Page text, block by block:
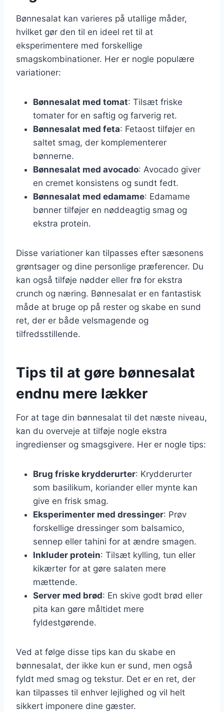
Bønnesalat kan varieres på utallige måder,
hvilket gør den til en ideel ret til at
eksperimentere med forskellige
smagskombinationer. Her er nogle populære
variationer:
Bønnesalat med tomat: Tilsæt friske
tomater for en saftig og farverig ret.
Bønnesalat med feta: Fetaost tilføjer en
saltet smag, der komplementerer
bønnerne.
Bønnesalat med avocado: Avocado giver
en cremet konsistens og sundt fedt.
Bønnesalat med edamame: Edamame
bønner tilføjer en nøddeagtig smag og
ekstra protein.
Disse variationer kan tilpasses efter sæsonens
grøntsager og dine personlige præferencer. Du
kan også tilføje nødder eller frø for ekstra
crunch og næring. Bønnesalat er en fantastisk
måde at bruge op på rester og skabe en sund
ret, der er både velsmagende og
tilfredsstillende.
Tips til at gøre bønnesalat
endnu mere lækker
For at tage din bønnesalat til det næste niveau,
kan du overveje at tilføje nogle ekstra
ingredienser og smagsgivere. Her er nogle tips:
Brug friske krydderurter: Krydderurter
som basilikum, koriander eller mynte kan
give en frisk smag.
Eksperimenter med dressinger: Prøv
forskellige dressinger som balsamico,
sennep eller tahini for at ændre smagen.
Inkluder protein: Tilsæt kylling, tun eller
kikærter for at gøre salaten mere
mættende.
Server med brød: En skive godt brød eller
pita kan gøre måltidet mere
fyldestgørende.
Ved at følge disse tips kan du skabe en
bønnesalat, der ikke kun er sund, men også
fyldt med smag og tekstur. Det er en ret, der
kan tilpasses til enhver lejlighed og vil helt
sikkert imponere dine gæster.